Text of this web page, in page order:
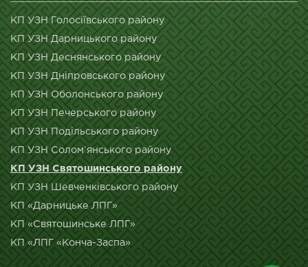
КП УЗН Голосіївського району
КП УЗН Дарницького району
КП УЗН Деснянського району
КП УЗН Дніпровського району
КП УЗН Оболонського району
КП УЗН Печерського району
КП УЗН Подільського району
КП УЗН Солом’янського району
КП УЗН Святошинського району
КП УЗН Шевченківського району
КП «Дарницьке ЛПГ»
КП «Святошинське ЛПГ»
КП «ЛПГ «Конча-Заспа»